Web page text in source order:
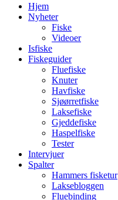
Hjem
Nyheter
Fiske
Videoer
Isfiske
Fiskeguider
Fluefiske
Knuter
Havfiske
Sjøørretfiske
Laksefiske
Gjeddefiske
Haspelfiske
Tester
Intervjuer
Spalter
Hammers fisketur
Laksebloggen
Fluebinding